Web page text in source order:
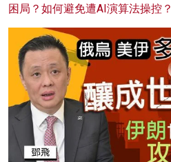
困局？如何避免遭AI演算法操控？